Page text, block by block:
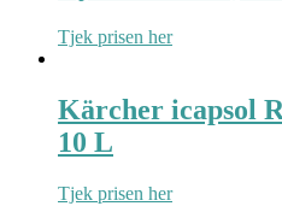
Tjek prisen her
Kärcher icapsol
10 L
Tjek prisen her